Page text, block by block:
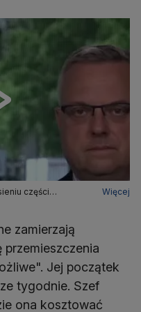
części
Więcej
zamierzają
przemieszczenia
Jej początek
tygodnie. Szef
ona kosztować